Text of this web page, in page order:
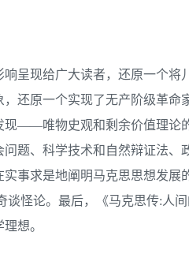
呈现给广大读者，还原一个将
还原一个实现了无产阶级革命
——唯物史观和剩余价值理论
题、科学技术和自然辩证法、
事求是地阐明马克思思想发展
怪论。最后，《马克思传:人
想。